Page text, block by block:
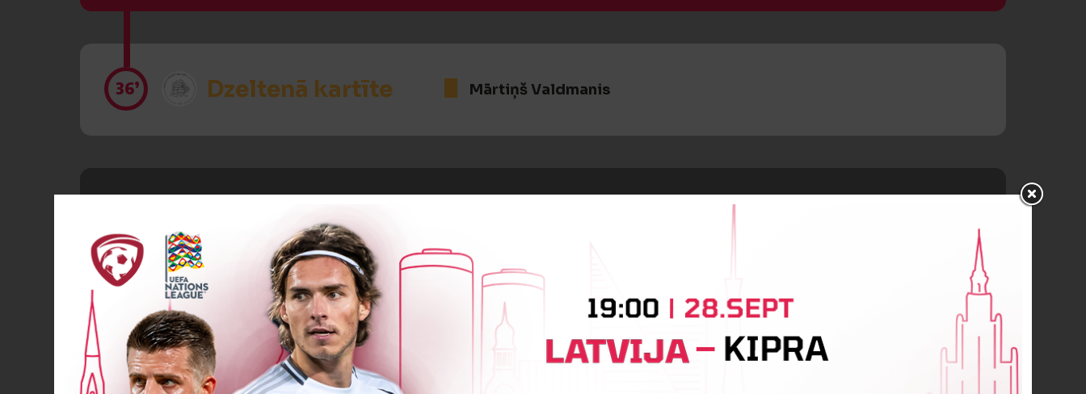
36’ Dzeltenā kartīte Mārtiņš Valdmanis
46’ Spēlētāja maiņa Aivis Greblis Aleksandrs Terentjevs